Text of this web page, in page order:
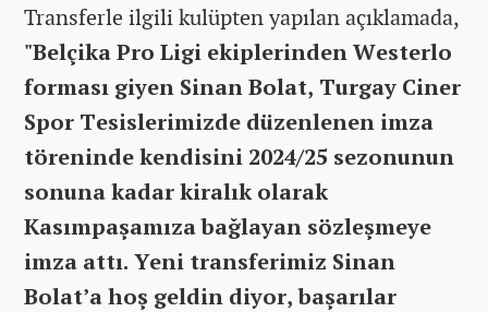
Transferle ilgili kulüpten yapılan açıklamada,
"Belçika Pro Ligi ekiplerinden Westerlo
forması giyen Sinan Bolat, Turgay Ciner
Spor Tesislerimizde düzenlenen imza
töreninde kendisini 2024/25 sezonunun
sonuna kadar kiralık olarak
Kasımpaşamıza bağlayan sözleşmeye
imza attı. Yeni transferimiz Sinan
Bolat’a hoş geldin diyor, başarılar